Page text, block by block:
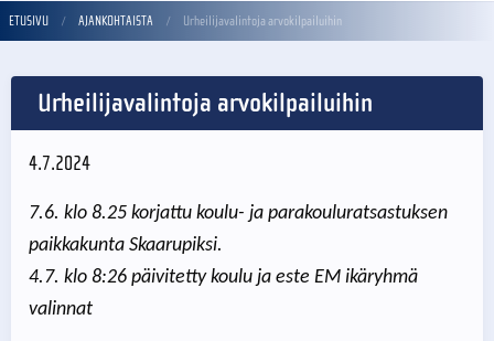
ETUSIVU AJANKOHTAISTA Urheilijavalintoja arvokilpailuihin
Urheilijavalintoja arvokilpailuihin
4.7.2024
7.6. klo 8.25 korjattu koulu- ja parakouluratsastuksen
paikkakunta Skaarupiksi.
4.7. klo 8:26 päivitetty koulu ja este EM ikäryhmä
valinnat